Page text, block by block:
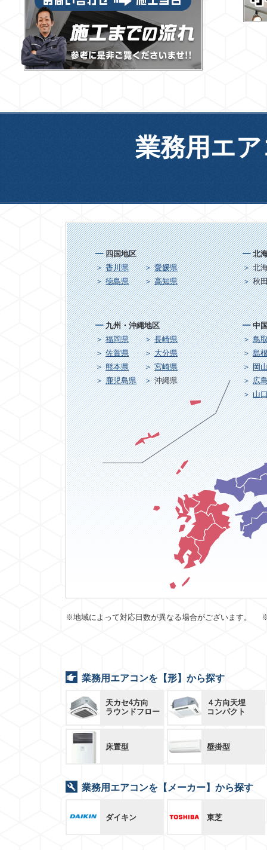
業務用エ
九州・沖縄地区
福岡県
長崎県
佐賀県
大分県
熊本県
宮崎県
鹿児島県
沖縄県
北
北
秋
中
鳥
島
岡
広
山
四国地区
香川県
愛媛県
徳島県
高知県
※地域によって対応日数が異なる場合がございます。
業務用エアコンを【形】から探す
天カセ4方向
ラウンドフロー
４方向天埋
コンパクト
床置型 壁掛型
業務用エアコンを【メーカー】から探す
ダイキン 東芝